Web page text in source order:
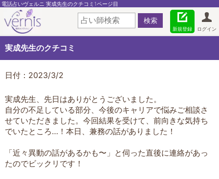
電話占いヴェルニ 実成先生のクチコミ1ページ目
ログイン
新規登録
実成先生のクチコミ
日付：2023/3/2
実成先生、先日はありがとうございました。
自分の不足している部分、今後のキャリアで悩みご相談さ
せていただきました。今回結果を受けて、前向きな気持ち
でいたところ…！本日、兼務の話がありました！
「近々異動の話があるかも〜」と伺った直後に連絡があっ
たのでビックリです！